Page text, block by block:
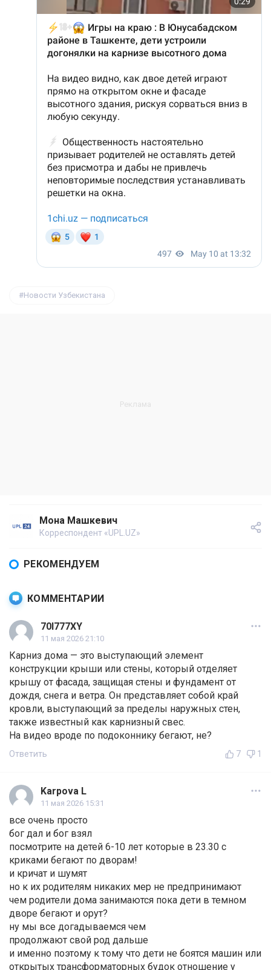
Новости Узбекистана
Мона Машкевич
Корреспондент «UPL.UZ»
РЕКОМЕНДУЕМ
КОММЕНТАРИИ
70I777XY
11 мая 2026 21:10
Карниз дома — это выступающий элемент
конструкции крыши или стены, который отделяет
крышу от фасада, защищая стены и фундамент от
дождя, снега и ветра. Он представляет собой край
кровли, выступающий за пределы наружных стен,
также известный как карнизный свес.
На видео вроде по подоконнику бегают, не?
Ответить 7 1
Karpova L
11 мая 2026 15:31
все очень просто
бог дал и бог взял
посмотрите на детей 6-10 лет которые в 23.30 с
криками бегают по дворам!
и кричат и шумят
но к их родителям никаких мер не предпринимают
чем родители дома занимаются пока дети в темном
дворе бегают и орут?
ну мы все догадываемся чем
продолжают свой род дальше
и именно поэтому к тому что дети не боятся машин или
открытых трансформаторных будок отношение у